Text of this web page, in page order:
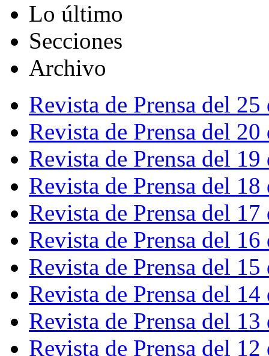
Lo último
Secciones
Archivo
Revista de Prensa del
Revista de Prensa del
Revista de Prensa del
Revista de Prensa del
Revista de Prensa del
Revista de Prensa del
Revista de Prensa del
Revista de Prensa del
Revista de Prensa del
Revista de Prensa del